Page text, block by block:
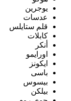
يوجرين
عدسات
قلم ستايلس
كابلات
أنكر
اورايمو
ايكونز
باسى
بيسوس
بيلكن